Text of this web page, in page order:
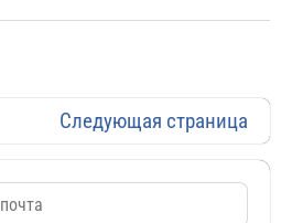
Следующая страница